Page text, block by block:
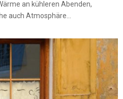
an kühleren Abenden,
auch Atmosphäre...